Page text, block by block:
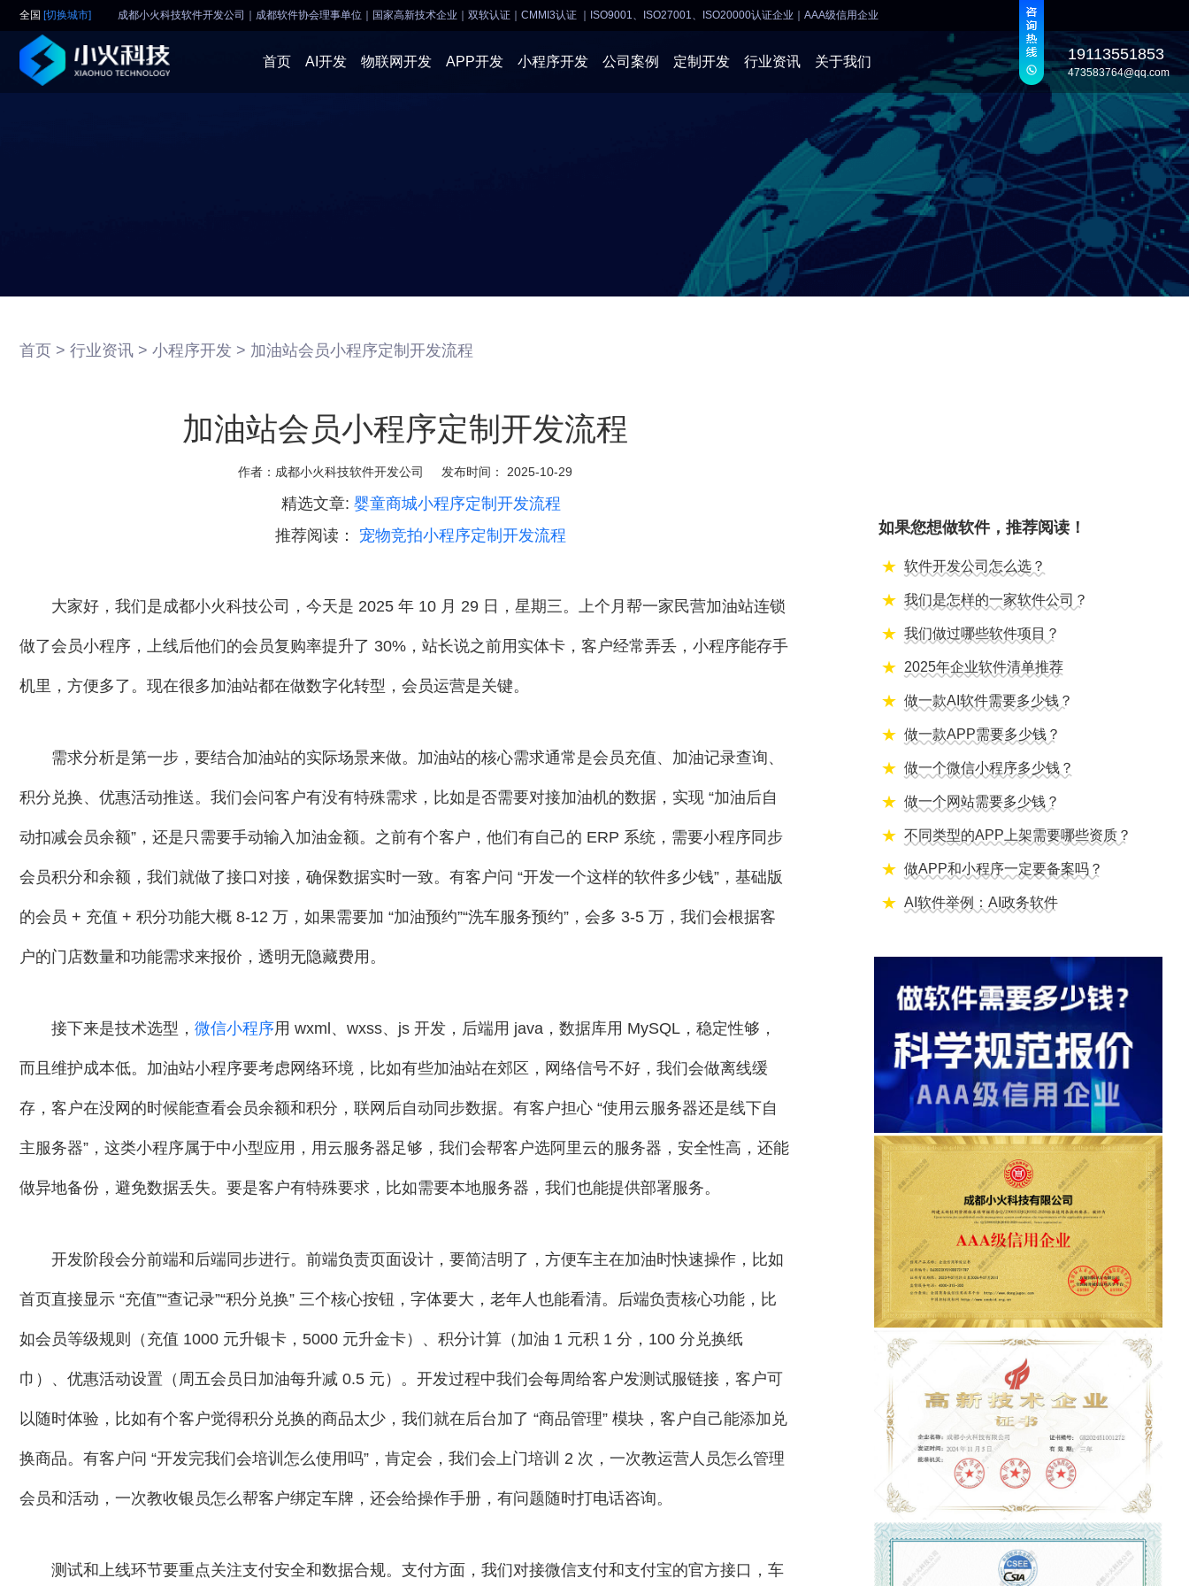
全国 [切换城市] 成都小火科技软件开发公司｜成都软件协会理事单位 国家高新技术企业｜双软认证｜CMMI3认证 ｜ISO9001、ISO27001、ISO20000认证企业 AAA级信用企业
首页 AI开发 物联网开发 APP开发 小程序开发 公司案例 定制开发 行业资讯
小程序开发
系统开发
物联网开发
网站建设
企业经营
商业行情
关于我们 19113551853
473583764@qq.com
首页 > 行业资讯 > 小程序开发 > 加油站会员小程序定制开发流程
加油站会员小程序定制开发流程
作者： 成都小火科技软件开发公司 发布时间： 2025-10-29
精选文章: 婴童商城小程序定制开发流程
推荐阅读： 宠物竞拍小程序定制开发流程
大家好，我们是成都小火科技公司，今天是 2025 年 10 月 29 日，星期三。上个月帮一家民营加油站连锁
做了会员小程序，上线后他们的会员复购率提升了 30%，站长说之前用实体卡，客户经常弄丢，小程序能存手
机里，方便多了。现在很多加油站都在做数字化转型，会员运营是关键。
需求分析是第一步，要结合加油站的实际场景来做。加油站的核心需求通常是会员充值、加油记录查询、
积分兑换、优惠活动推送。我们会问客户有没有特殊需求，比如是否需要对接加油机的数据，实现 “加油后自
动扣减会员余额”，还是只需要手动输入加油金额。之前有个客户，他们有自己的 ERP 系统，需要小程序同步
会员积分和余额，我们就做了接口对接，确保数据实时一致。有客户问 “开发一个这样的软件多少钱”，基础版
的会员 + 充值 + 积分功能大概 8-12 万，如果需要加 “加油预约”“洗车服务预约”，会多 3-5 万，我们会根据客
户的门店数量和功能需求来报价，透明无隐藏费用。
接下来是技术选型， 微信小程序用 wxml、wxss、js 开发，后端用 java，数据库用 MySQL，稳定性够，
而且维护成本低。加油站小程序要考虑网络环境，比如有些加油站在郊区，网络信号不好，我们会做离线缓
存，客户在没网的时候能查看会员余额和积分，联网后自动同步数据。有客户担心 “使用云服务器还是线下自
主服务器”，这类小程序属于中小型应用，用云服务器足够，我们会帮客户选阿里云的服务器，安全性高，还能
做异地备份，避免数据丢失。要是客户有特殊要求，比如需要本地服务器，我们也能提供部署服务。
开发阶段会分前端和后端同步进行。前端负责页面设计，要简洁明了，方便车主在加油时快速操作，比如
首页直接显示 “充值”“查记录”“积分兑换” 三个核心按钮，字体要大，老年人也能看清。后端负责核心功能，比
如会员等级规则（充值 1000 元升银卡，5000 元升金卡）、积分计算（加油 1 元积 1 分，100 分兑换纸
巾）、优惠活动设置（周五会员日加油每升减 0.5 元）。开发过程中我们会每周给客户发测试服链接，客户可
以随时体验，比如有个客户觉得积分兑换的商品太少，我们就在后台加了 “商品管理” 模块，客户自己能添加兑
换商品。有客户问 “开发完我们会培训怎么使用吗”，肯定会，我们会上门培训 2 次，一次教运营人员怎么管理
会员和活动，一次教收银员怎么帮客户绑定车牌，还会给操作手册，有问题随时打电话咨询。
测试和上线环节要重点关注支付安全和数据合规。支付方面，我们对接微信支付和支付宝的官方接口，车
如果您想做软件，推荐阅读！
软件开发公司怎么选？
我们是怎样的一家软件公司？
我们做过哪些软件项目？
2025年企业软件清单推荐
做一款AI软件需要多少钱？
做一款APP需要多少钱？
做一个微信小程序多少钱？
做一个网站需要多少钱？
不同类型的APP上架需要哪些资质？
做APP和小程序一定要备案吗？
AI软件举例：AI政务软件